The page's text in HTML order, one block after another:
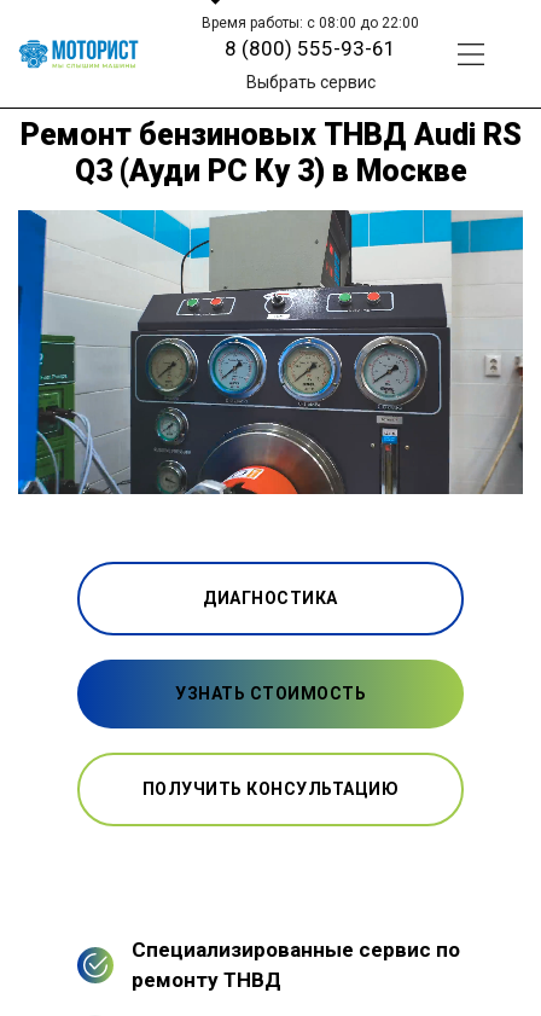
Время работы: с 08:00 до 22:00
8 (800) 555-93-61
Выбрать сервис
Ремонт бензиновых ТНВД Audi RS
Q3 (Ауди РС Ку 3) в Москве
ДИАГНОСТИКА
УЗНАТЬ СТОИМОСТЬ
ПОЛУЧИТЬ КОНСУЛЬТАЦИЮ
Специализированные сервис по
ремонту ТНВД